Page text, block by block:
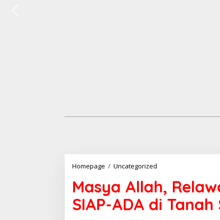
Homepage / Uncategorized
s
y
a
A
Masya Allah,
SIAP-ADA di Tanah